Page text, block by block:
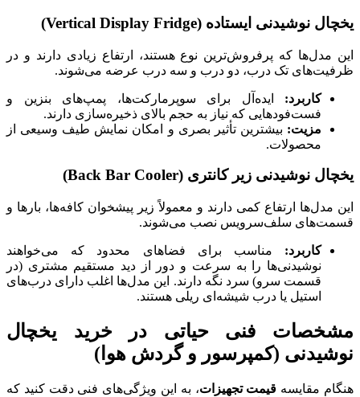
یخچال نوشیدنی ایستاده (Vertical Display Fridge
)
این مدل‌ها که پرفروش‌ترین نوع هستند، ارتفاع زیادی دارند و در
ظرفیت‌های تک درب، دو درب و سه درب عرضه می‌شوند.
کاربرد: ایده‌آل برای سوپرمارکت‌ها، پمپ‌های بنزین و
فست‌فودهایی که نیاز به حجم بالای ذخیره‌سازی دارند.
مزیت: بیشترین تأثیر بصری و امکان نمایش طیف وسیعی از
محصولات.
یخچال نوشیدنی زیر کانتری (Back Bar Cooler
)
این مدل‌ها ارتفاع کمی دارند و معمولاً زیر پیشخوان کافه‌ها، بارها و
قسمت‌های سلف‌سرویس نصب می‌شوند.
کاربرد: مناسب برای فضاهای محدود که می‌خواهند
نوشیدنی‌ها را به سرعت و دور از دید مستقیم مشتری (در
قسمت سرو) سرد نگه دارند. این مدل‌ها اغلب دارای درب‌های
استیل یا درب شیشه‌ای ریلی هستند.
مشخصات فنی حیاتی در خرید یخچال
نوشیدنی (کمپرسور و گردش هوا)
هنگام مقایسه قیمت تجهیزات، به این ویژگی‌های فنی دقت کنید که